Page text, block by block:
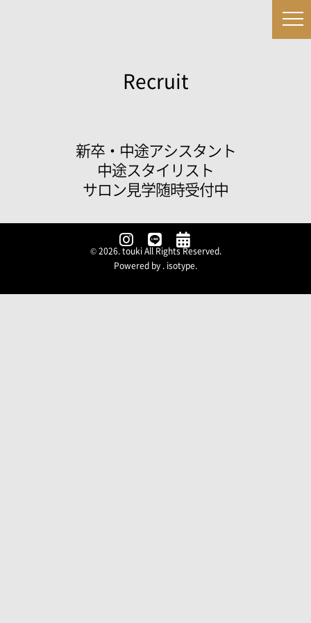
Recruit
新卒・中途アシスタント
中途スタイリスト
サロン見学随時受付中
© 2026. touki All Rights Reserved.
Powered by . isotype